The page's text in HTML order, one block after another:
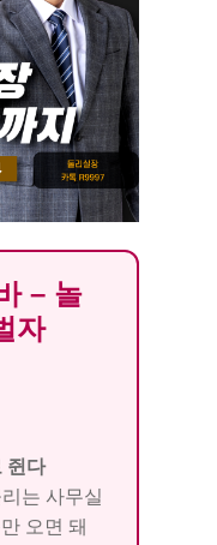
– 놀
자
쥔다
는 사무실
오면 돼